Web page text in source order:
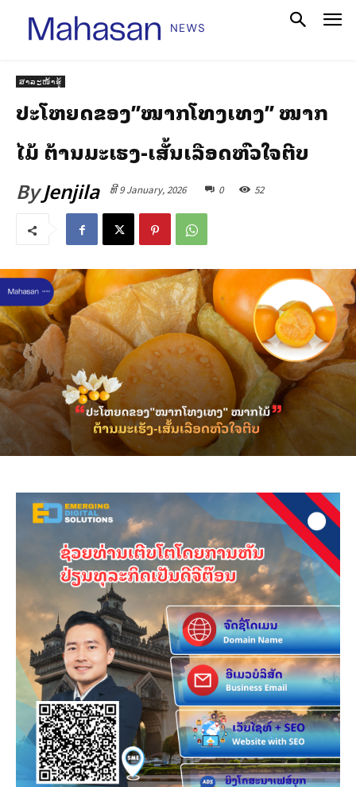
ສາລະໜ້າຮູ້
ປະໂຫຍດຂອງ”ໝາກໂທງເທງ” ໝາກ
ໄມ້ ຕ້ານມະເຮັງ-ເສັ້ນເລືອດຫົວໃຈຕີບ
ByJenjila ທີ 9 January, 2026 0 52